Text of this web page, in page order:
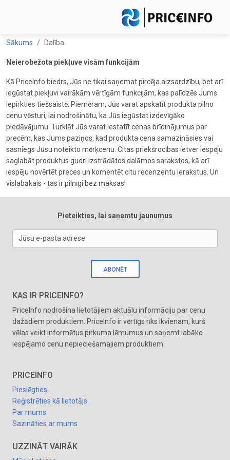
Sākums Dalība
Neierobežota piekļuve visām funkcijām
Kā PriceInfo biedrs, Jūs ne tikai saņemat pircēja aizsardzību, bet arī
iegūstat piekļuvi vairākām vērtīgām funkcijām, kas palīdzēs Jums
iepirkties tiešsaistē. Piemēram, Jūs varat apskatīt produkta pilno
cenu vēsturi, lai nodrošinātu, ka Jūs iegūstat izdevīgāko
piedāvājumu. Turklāt Jūs varat iestatīt cenas brīdinājumus par
precēm, kas Jums paziņos, kad produkta cena samazināsies vai
sasniegs Jūsu noteikto mērķcenu. Citas priekšrocības ietver iespēju
saglabāt produktus gudri izstrādātos dalāmos sarakstos, kā arī
iespēju novērtēt preces un komentēt citu recenzentu ierakstus. Un
vislabākais - tas ir pilnīgi bez maksas!
Pieteikties, lai saņemtu jaunumus
Jūsu e-pasta adrese
ABONĒT
KAS IR PRICEINFO?
PriceInfo nodrošina lietotājiem aktuālu informāciju par cenu
dažādiem produktiem. PriceInfo ir vērtīgs rīks ikvienam, kurš
vēlas veikt informētus pirkuma lēmumus un saņemt labāko
iespējamo cenu nepieciešamajiem produktiem.
PRICEINFO
Pieslēgties
Reģistrēties kā lietotājs
Par mums
Sazināties ar mums
UZZINĀT VAIRĀK